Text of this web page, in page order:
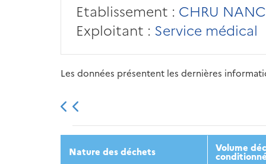
Etablissement : CHRU
Exploitant : Service médical
Les données présentent les dernières
2013 2014 2015
Nature des déchets Volume